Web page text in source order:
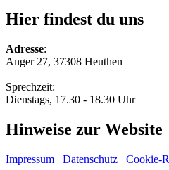
Hier findest du uns
Adresse:
Anger 27, 37308 Heuthen
Sprechzeit:
Dienstags, 17.30 - 18.30 Uhr
Hinweise zur Website
Impressum Datenschutz Cookie-